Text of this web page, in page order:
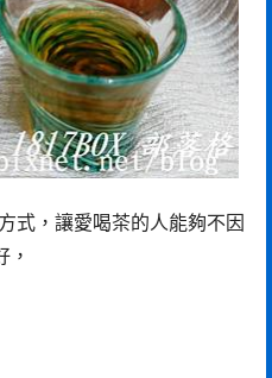
式，讓愛喝茶的人能夠不因
，